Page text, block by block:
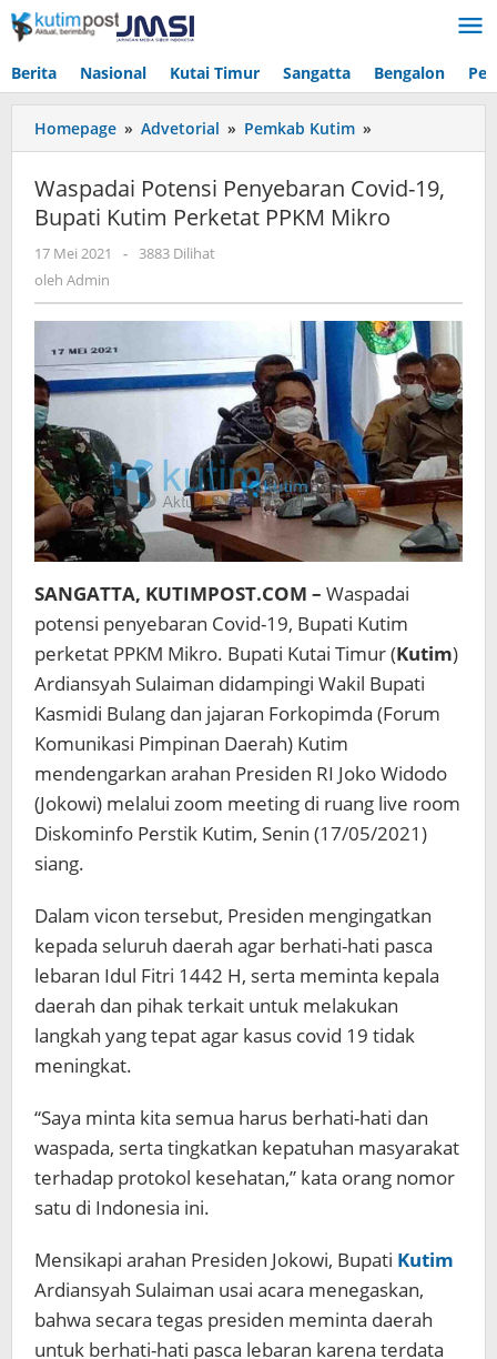
Lewati
ke
Berita Nasional Kutai Timur Sangatta Bengalon
Homepage » Advetorial » Pemkab Kutim »
Potensi
Covid-
19,
Mikro
Waspadai Potensi Penyebaran Covid-19,
Bupati Kutim Perketat PPKM Mikro
17 Mei 2021
oleh
- 3883 Dilihat
oleh Admin
SANGATTA, KUTIMPOST.COM – Waspadai
potensi penyebaran Covid-19, Bupati Kutim
perketat PPKM Mikro. Bupati Kutai Timur (Kutim)
Ardiansyah Sulaiman didampingi Wakil Bupati
Kasmidi Bulang dan jajaran Forkopimda (Forum
Komunikasi Pimpinan Daerah) Kutim
mendengarkan arahan Presiden RI Joko Widodo
(Jokowi) melalui zoom meeting di ruang live room
Diskominfo Perstik Kutim, Senin (17/05/2021)
siang.
Dalam vicon tersebut, Presiden mengingatkan
kepada seluruh daerah agar berhati-hati pasca
lebaran Idul Fitri 1442 H, serta meminta kepala
daerah dan pihak terkait untuk melakukan
langkah yang tepat agar kasus covid 19 tidak
meningkat.
“Saya minta kita semua harus berhati-hati dan
waspada, serta tingkatkan kepatuhan masyarakat
terhadap protokol kesehatan,” kata orang nomor
satu di Indonesia ini.
Mensikapi arahan Presiden Jokowi, Bupati Kutim
Ardiansyah Sulaiman usai acara menegaskan,
bahwa secara tegas presiden meminta daerah
untuk berhati-hati pasca lebaran karena terdata